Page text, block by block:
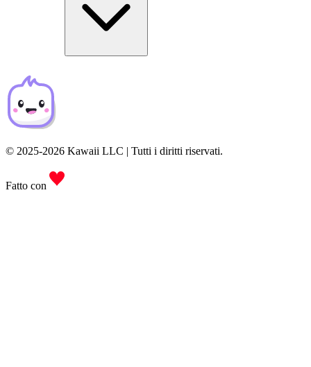
© 2025-2026 Kawaii LLC | Tutti i diritti riservati.
Fatto con